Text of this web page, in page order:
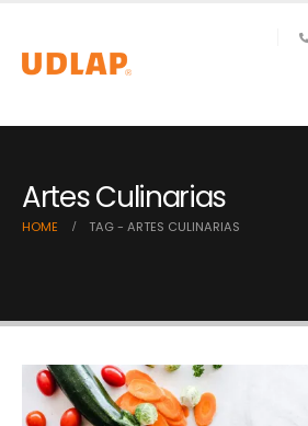
Artes Culinarias
HOME TAG - ARTES CULINARIAS